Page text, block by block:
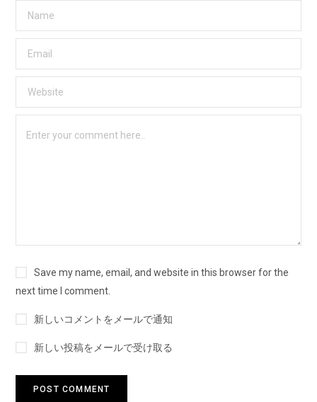
Save my name, email, and website in this browser for the
next time I comment.
新しいコメントをメールで通知
新しい投稿をメールで受け取る